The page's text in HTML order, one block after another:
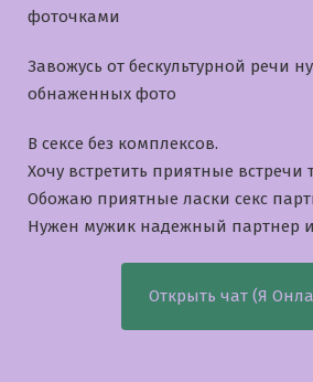
фоточками
Завожусь от бескультурной речи
обнаженных фото
В сексе без комплексов.
Хочу встретить приятные встречи
Обожаю приятные ласки секс
Нужен мужик надежный партнер
Открыть чат (Я